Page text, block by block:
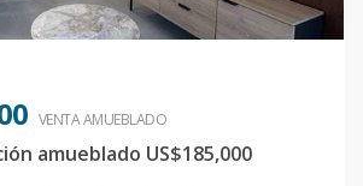
VENTA AMUEBLADO
amueblado US$185,000